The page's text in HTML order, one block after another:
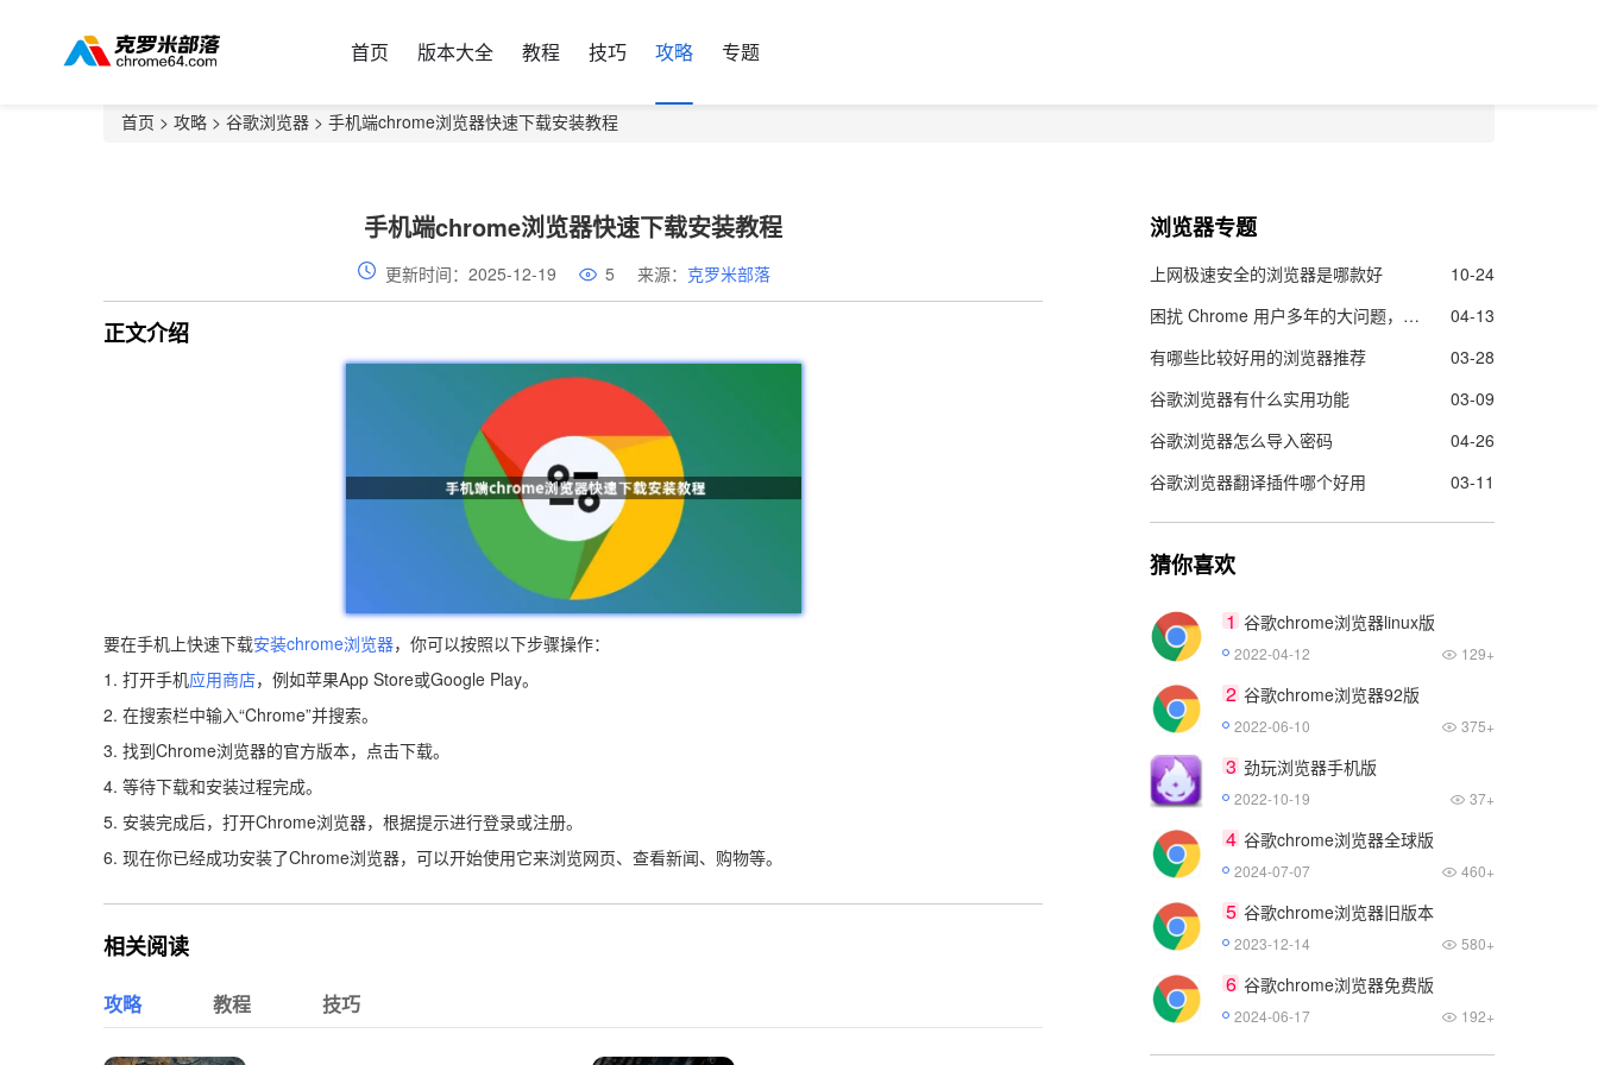
首页 版本大全 教程 技巧 攻略 专题
首页 > 攻略 > 谷歌浏览器 > 手机端chrome浏览器快速下载安装教程
手机端chrome浏览器快速下载安装教程
更新时间：2025-12-19 5 来源： 克罗米部落
正文介绍
要在手机上快速下载安装chrome浏览器，你可以按照以下步骤操作：
1. 打开手机应用商店，例如苹果App Store或Google Play。
2. 在搜索栏中输入“Chrome”并搜索。
3. 找到Chrome浏览器的官方版本，点击下载。
4. 等待下载和安装过程完成。
5. 安装完成后，打开Chrome浏览器，根据提示进行登录或注册。
6. 现在你已经成功安装了Chrome浏览器，可以开始使用它来浏览网页、查看新闻、购物等。
相关阅读
攻略 教程 技巧
浏览器专题
上网极速安全的浏览器是哪款好
10-24
困扰 Chrome 用户多年的大问题，终于要解决了！
04-13
有哪些比较好用的浏览器推荐
03-28
谷歌浏览器有什么实用功能
03-09
谷歌浏览器怎么导入密码
04-26
谷歌浏览器翻译插件哪个好用
03-11
猜你喜欢
1 谷歌chrome浏览器linux版
2022-04-12 129+
2 谷歌chrome浏览器92版
2022-06-10 375+
3 劲玩浏览器手机版
2022-10-19 37+
4 谷歌chrome浏览器全球版
2024-07-07 460+
5 谷歌chrome浏览器旧版本
2023-12-14 580+
6 谷歌chrome浏览器免费版
2024-06-17 192+